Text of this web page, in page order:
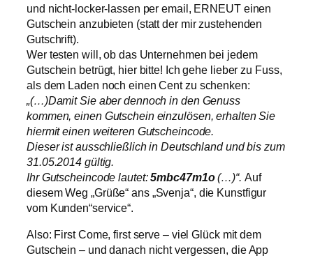
und nicht-locker-lassen per email, ERNEUT einen
Gutschein anzubieten (statt der mir zustehenden
Gutschrift).
Wer testen will, ob das Unternehmen bei jedem
Gutschein betrügt, hier bitte! Ich gehe lieber zu Fuss,
als dem Laden noch einen Cent zu schenken:
„(…)Damit Sie aber dennoch in den Genuss
kommen, einen Gutschein einzulösen, erhalten Sie
hiermit einen weiteren Gutscheincode.
Dieser ist ausschließlich in Deutschland und bis zum
31.05.2014 gültig.
Ihr Gutscheincode lautet:5mbc47m1o(…)“. Auf
diesem Weg „Grüße“ ans „Svenja“, die Kunstfigur
vom Kunden“service“.
Also: First Come, first serve – viel Glück mit dem
Gutschein – und danach nicht vergessen, die App